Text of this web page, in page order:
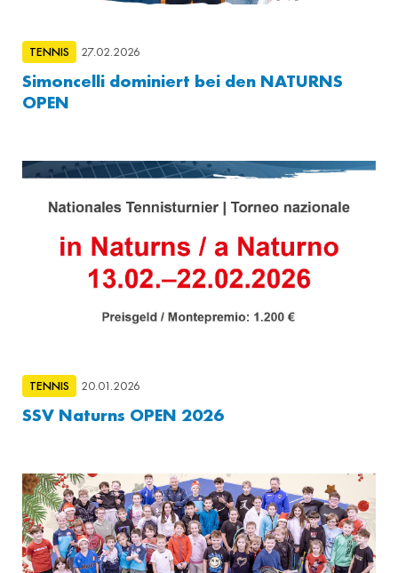
TENNIS 27.02.2026
Simoncelli dominiert bei den NATURNS
OPEN
TENNIS 20.01.2026
SSV Naturns OPEN 2026